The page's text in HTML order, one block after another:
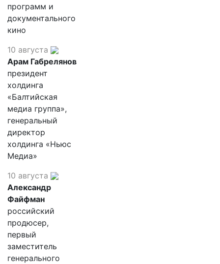
программ и
документального
кино
10 августа
Арам Габрелянов
президент
холдинга
«Балтийская
медиа группа»,
генеральный
директор
холдинга «Ньюс
Медиа»
10 августа
Александр
Файфман
российский
продюсер,
первый
заместитель
генерального